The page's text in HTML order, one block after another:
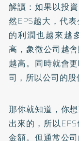
解讀：如果以投
然EPS越大，代
的利潤也越來越
高，象徵公司越
越高。同時就會
司，所以公司的股
那你就知道，你
出來的，所以
金額。但通常公